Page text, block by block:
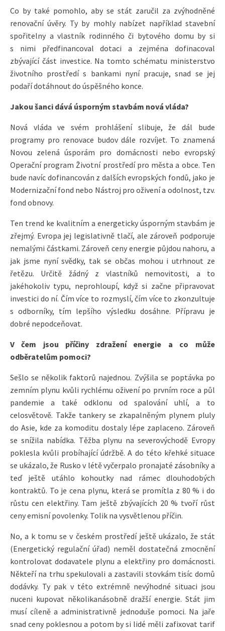
Co by také pomohlo, aby se stát zaručil za zvýhodněné
renovační úvěry. Ty by mohly nabízet například stavební
spořitelny a vlastník rodinného či bytového domu by si
s nimi předfinancoval dotaci a zejména dofinacoval
zbývající část investice. Na tomto schématu ministerstvo
životního prostředí s bankami nyní pracuje, snad se jej
podaří dotáhnout do úspěšného konce.
Jakou šanci dává úsporným stavbám nová vláda?
Nová vláda ve svém prohlášení slibuje, že dál bude
programy pro renovace budov dále rozvíjet. To znamená
Novou zelená úsporám pro domácnosti nebo evropský
Operační program Životní prostředí pro města a obce. Ten
bude navíc dofinancován z dalších evropských fondů, jako je
Modernizační fond nebo Nástroj pro oživení a odolnost, tzv.
fond obnovy.
Ten trend ke kvalitním a energeticky úsporným stavbám je
zřejmý. Evropa jej legislativně tlačí, ale zároveň podporuje
nemalými částkami. Zároveň ceny energie půjdou nahoru, a
jak jsme nyní svědky, tak se občas mohou i utrhnout ze
řetězu. Určitě žádný z vlastníků nemovitosti, a to
jakéhokoliv typu, neprohloupí, když si začne připravovat
investici do ní. Čím více to rozmyslí, čím více to zkonzultuje
s odborníky, tím lepšího výsledku dosáhne. Přípravu je
dobré nepodceňovat.
V čem jsou příčiny zdražení energie a co může
odběratelům pomoci?
Sešlo se několik faktorů najednou. Zvýšila se poptávka po
zemním plynu kvůli rychlému oživení po prvním roce a půl
pandemie a také odklonu od spalování uhlí, a to
celosvětově. Takže tankery se zkapalněným plynem pluly
do Asie, kde za komoditu dostaly lépe zaplaceno. Zároveň
se snížila nabídka. Těžba plynu na severovýchodě Evropy
poklesla kvůli probíhající údržbě. A do této křehké situace
se ukázalo, že Rusko v létě vyčerpalo pronajaté zásobníky a
teď ještě utáhlo kohoutky nad rámec dlouhodobých
kontraktů. To je cena plynu, která se promítla z 80 % i do
růstu cen elektřiny. Tam ještě zbývajících 20 % tvoří růst
ceny emisní povolenky. Tolik na vysvětlenou příčin.
No, a k tomu se v českém prostředí ještě ukázalo, že stát
(Energetický regulační úřad) neměl dostatečná zmocnění
kontrolovat dodavatele plynu a elektřiny pro domácnosti.
Někteří na trhu spekulovali a zastavili stovkám tisíc domů
dodávky. Ty pak v této extrémně nevýhodné situaci jsou
nuceni kupovat několikanásobně dražší energie. Stát jim
musí cíleně a administrativně jednoduše pomoci. Na jaře
snad ceny poklesnou a potom by si lidé měli zafixovat tarif